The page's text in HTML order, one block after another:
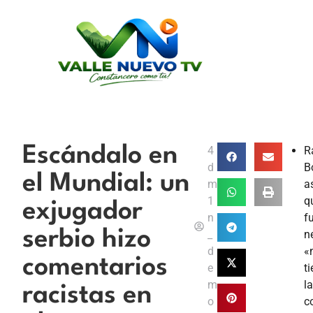
Escándalo en
el Mundial: un
exjugador
serbio hizo
comentarios
racistas en
4
d
m
1
n
d
e
m
o
la